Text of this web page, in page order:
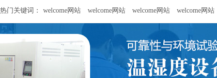
关于环仪 联系环仪
热门关键词： welcome网站 welcome网站 welcome网站 welcome网站
网站 welcome网站